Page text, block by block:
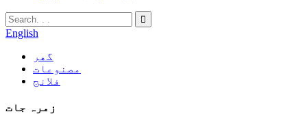
English
گھر
مصنوعات
فلانج
زمرہ جات